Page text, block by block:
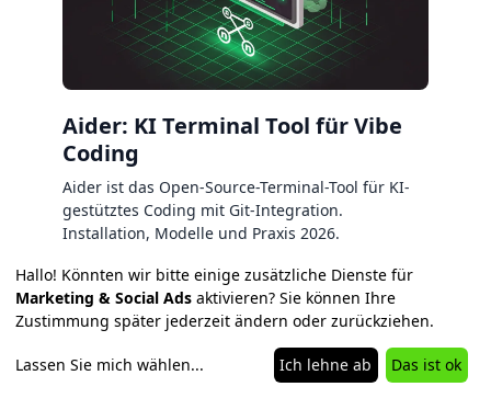
Aider: KI Terminal Tool für Vibe
Coding
Aider ist das Open-Source-Terminal-Tool für KI-
gestütztes Coding mit Git-Integration.
Installation, Modelle und Praxis 2026.
Hallo! Könnten wir bitte einige zusätzliche Dienste für
Marketing & Social Ads aktivieren? Sie können Ihre
Zustimmung später jederzeit ändern oder zurückziehen.
Lassen Sie mich wählen... Ich lehne ab Das ist ok